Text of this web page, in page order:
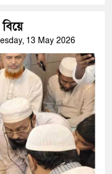
13 May 2026